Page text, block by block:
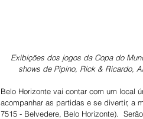
Exibições dos jogos da Copa do
shows de Pipino, Rick & Ricardo,
Belo Horizonte vai contar com um local
acompanhar as partidas e se divertir, a
7515 - Belvedere, Belo Horizonte).